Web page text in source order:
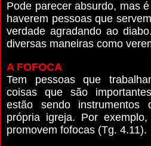
Pode parecer absurdo, mas
haverem pessoas que
verdade agradando ao
diversas maneiras como
A FOFOCA
Tem pessoas que
coisas que são
estão sendo instrumentos
própria igreja. Por
promovem fofocas (Tg. 4.11).